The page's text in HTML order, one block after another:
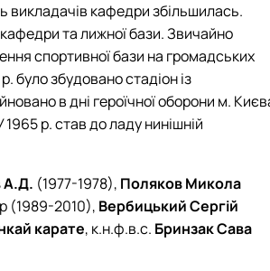
викладачів кафедри збільшилась.
та лижної бази. Звичайно
спортивної бази на громадських
було збудовано стадіон із
в дні героїчної оборони м.
р. став до ладу нинішній
А.Д. (1977-1978), Поляков Микола
(1989-2010), Вербицький Сергій
карате, к.н.ф.в.с. Бринзак Сава